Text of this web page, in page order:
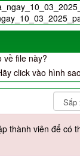
về file này?
click vào hình
thành viên để có